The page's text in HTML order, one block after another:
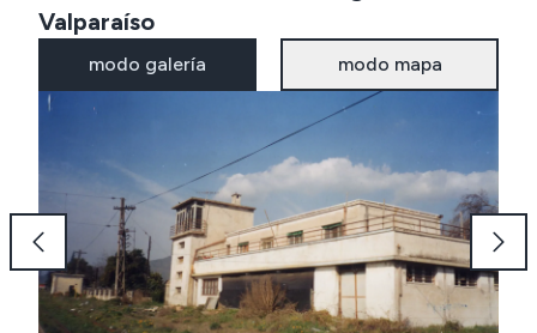
Valparaíso
modo galería modo mapa